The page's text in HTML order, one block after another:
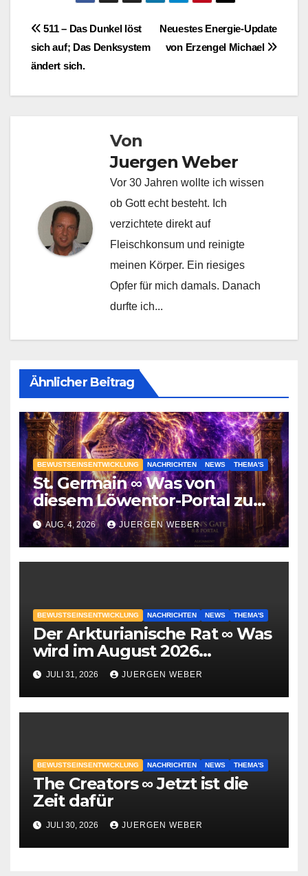
Beitragsnavigation
Neuestes Energie-Update
von Erzengel Michael
511 – Das Dunkel löst
sich auf; Das Denksystem
ändert sich.
Von
Juergen Weber
Vor 30 Jahren wollte ich wissen
ob Gott echt besteht. Ich
verzichtete direkt auf
Fleischkonsum und reinigte
meinen Körper. Ein riesiges
Opfer für mich damals. Danach
durfte ich...
Ähnlicher Beitrag
BEWUSTSEINSENTWICKLUNG NACHRICHTEN NEWS THEMA'S
St. Germain ∞ Was von
diesem Löwentor-Portal zu
erwarten ist
AUG. 4, 2026 JUERGEN WEBER
BEWUSTSEINSENTWICKLUNG NACHRICHTEN NEWS THEMA'S
Der Arkturianische Rat ∞ Was
wird im August 2026
geschehen?
JULI 31, 2026 JUERGEN WEBER
BEWUSTSEINSENTWICKLUNG NACHRICHTEN NEWS THEMA'S
The Creators ∞ Jetzt ist die
Zeit dafür
JULI 30, 2026 JUERGEN WEBER